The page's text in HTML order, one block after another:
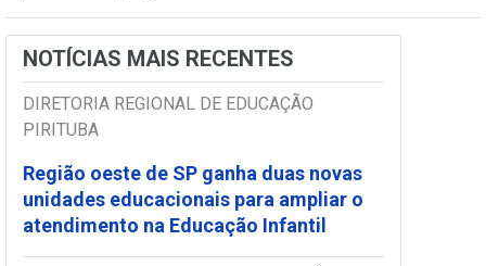
NOTÍCIAS MAIS RECENTES
DIRETORIA REGIONAL DE EDUCAÇÃO
PIRITUBA
Região oeste de SP ganha duas novas
unidades educacionais para ampliar o
atendimento na Educação Infantil